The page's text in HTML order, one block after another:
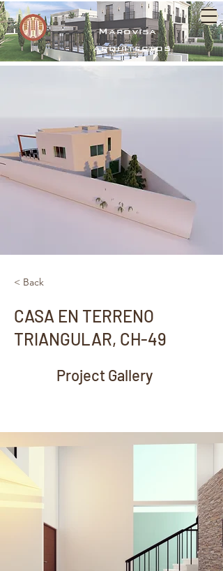
Marovisa
arquitectos
< Back
CASA EN TERRENO
TRIANGULAR, CH-49
Project Gallery